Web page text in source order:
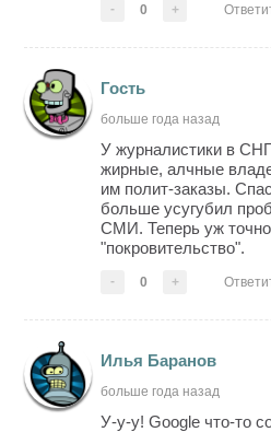
- 0 +
Гость
больше года назад
У журналистики в
жирные, алчные
им полит-заказы.
больше усугубил
СМИ. Теперь уж
"покровительство".
- 0 +
Илья Баранов
больше года назад
У-у-у! Google что-то